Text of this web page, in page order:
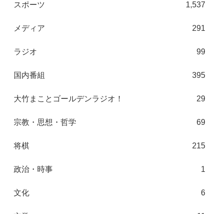
スポーツ 1,537
メディア 291
ラジオ 99
国内番組 395
大竹まことゴールデンラジオ！ 29
宗教・思想・哲学 69
将棋 215
政治・時事 1
文化 6